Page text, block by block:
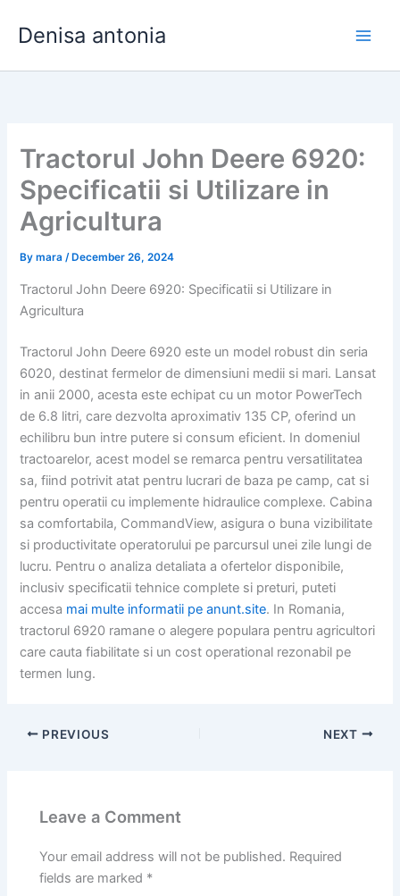
Denisa antonia
Tractorul John Deere 6920:
Specificatii si Utilizare in
Agricultura
Bymara/ December 26, 2024
Tractorul John Deere 6920: Specificatii si Utilizare in
Agricultura
Tractorul John Deere 6920 este un model robust din seria
6020, destinat fermelor de dimensiuni medii si mari. Lansat
in anii 2000, acesta este echipat cu un motor PowerTech
de 6.8 litri, care dezvolta aproximativ 135 CP, oferind un
echilibru bun intre putere si consum eficient. In domeniul
tractoarelor, acest model se remarca pentru versatilitatea
sa, fiind potrivit atat pentru lucrari de baza pe camp, cat si
pentru operatii cu implemente hidraulice complexe. Cabina
sa comfortabila, CommandView, asigura o buna vizibilitate
si productivitate operatorului pe parcursul unei zile lungi de
lucru. Pentru o analiza detaliata a ofertelor disponibile,
inclusiv specificatii tehnice complete si preturi, puteti
accesa mai multe informatii pe anunt.site. In Romania,
tractorul 6920 ramane o alegere populara pentru agricultori
care cauta fiabilitate si un cost operational rezonabil pe
termen lung.
PREVIOUS NEXT
Leave a Comment
Your email address will not be published. Required
fields are marked *